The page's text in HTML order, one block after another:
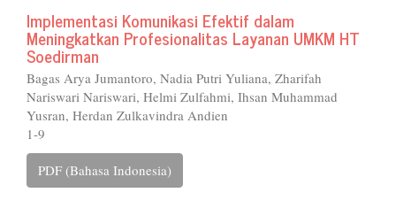
Implementasi Komunikasi Efektif dalam
Meningkatkan Profesionalitas Layanan UMKM HT
Soedirman
Bagas Arya Jumantoro, Nadia Putri Yuliana, Zharifah
Nariswari Nariswari, Helmi Zulfahmi, Ihsan Muhammad
Yusran, Herdan Zulkavindra Andien
1-9
PDF (Bahasa Indonesia)